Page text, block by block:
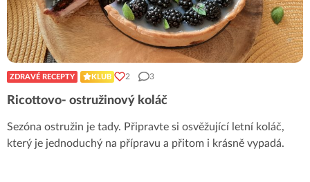
ZDRAVÉ RECEPTY KLUB 2 3
Ricottovo- ostružinový koláč
Sezóna ostružin je tady. Připravte si osvěžující letní koláč,
který je jednoduchý na přípravu a přitom i krásně vypadá.